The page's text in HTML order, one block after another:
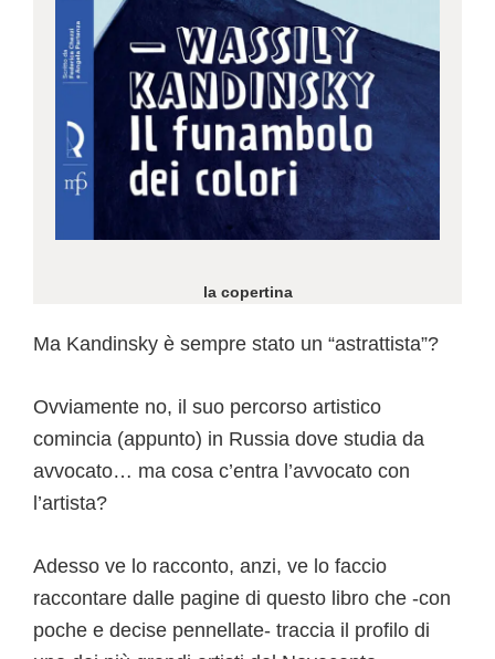
la copertina
Ma Kandinsky è sempre stato un “astrattista”?
Ovviamente no, il suo percorso artistico
comincia (appunto) in Russia dove studia da
avvocato… ma cosa c’entra l’avvocato con
l’artista?
Adesso ve lo racconto, anzi, ve lo faccio
raccontare dalle pagine di questo libro che -con
poche e decise pennellate- traccia il profilo di